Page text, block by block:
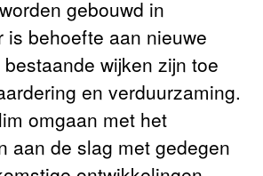
gebouwd in
is behoefte aan nieuwe
wijken zijn toe
en verduurzaming.
omgaan met het
aan de slag met gedegen